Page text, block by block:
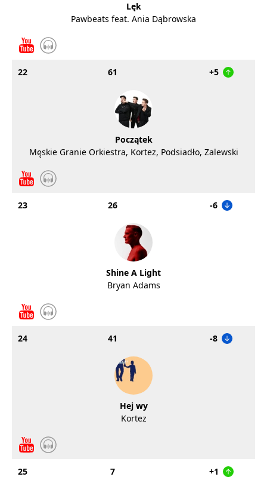
Lęk
Pawbeats feat. Ania Dąbrowska
22 61 +5
Początek
Męskie Granie Orkiestra, Kortez, Podsiadło, Zalewski
23 26 -6
Shine A Light
Bryan Adams
24 41 -8
Hej wy
Kortez
25 7 +1